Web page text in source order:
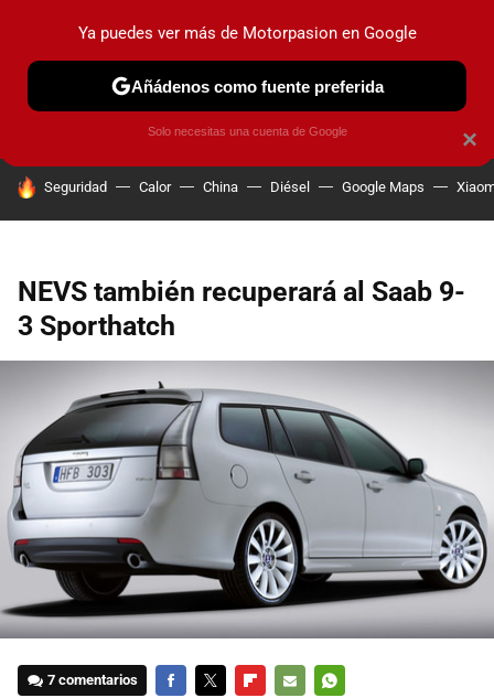
PRUEBAS COCHES ELÉCTRICOS OBSERVATORIO
HOY SE HABLA DE
Seguridad Calor China Diésel Google Maps
NEVS también recuperará al Saab 9-
3 Sporthatch
7 comentarios
×
Ya puedes ver más de Motorpasion en Google
Añádenos como fuente preferida
Solo necesitas una cuenta de Google